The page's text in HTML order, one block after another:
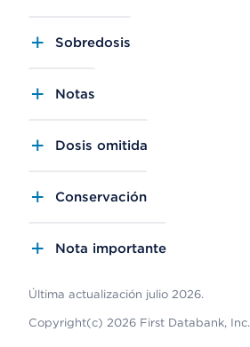
Sobredosis
Notas
Dosis omitida
Conservación
Nota importante
Última actualización julio 2026.
Copyright(c) 2026 First Databank, Inc.